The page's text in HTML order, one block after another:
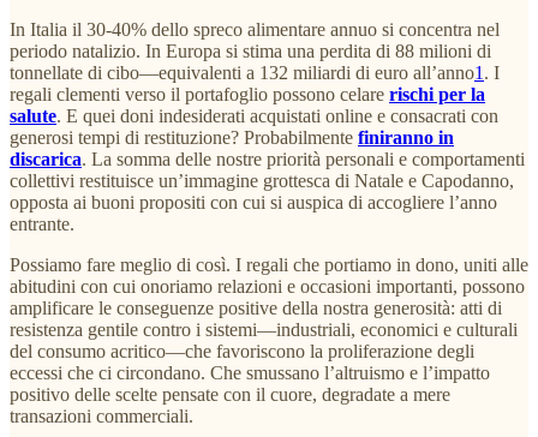
In Italia il 30-40% dello spreco alimentare annuo si concentra nel
periodo natalizio. In Europa si stima una perdita di 88 milioni di
tonnellate di cibo—equivalenti a 132 miliardi di euro all’anno1 . I
regali clementi verso il portafoglio possono celare rischi per la
salute. E quei doni indesiderati acquistati online e consacrati con
generosi tempi di restituzione? Probabilmente finiranno in
discarica. La somma delle nostre priorità personali e comportamenti
collettivi restituisce un’immagine grottesca di Natale e Capodanno,
opposta ai buoni propositi con cui si auspica di accogliere l’anno
entrante.
Possiamo fare meglio di così. I regali che portiamo in dono, uniti alle
abitudini con cui onoriamo relazioni e occasioni importanti, possono
amplificare le conseguenze positive della nostra generosità: atti di
resistenza gentile contro i sistemi—industriali, economici e culturali
del consumo acritico—che favoriscono la proliferazione degli
eccessi che ci circondano. Che smussano l’altruismo e l’impatto
positivo delle scelte pensate con il cuore, degradate a mere
transazioni commerciali.